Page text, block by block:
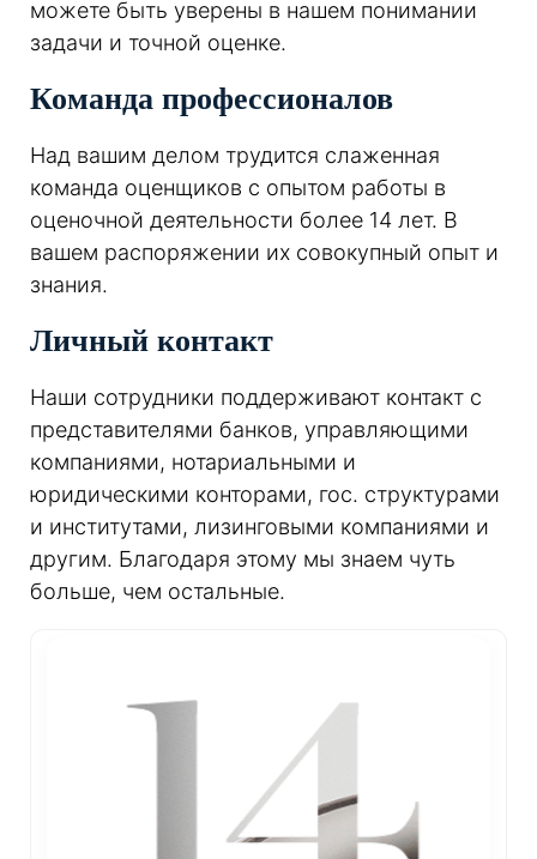
можете быть уверены в нашем понимании
задачи и точной оценке.
Команда профессионалов
Над вашим делом трудится слаженная
команда оценщиков с опытом работы в
оценочной деятельности более 14 лет. В
вашем распоряжении их совокупный опыт и
знания.
Личный контакт
Наши сотрудники поддерживают контакт с
представителями банков, управляющими
компаниями, нотариальными и
юридическими конторами, гос. структурами
и институтами, лизинговыми компаниями и
другим. Благодаря этому мы знаем чуть
больше, чем остальные.